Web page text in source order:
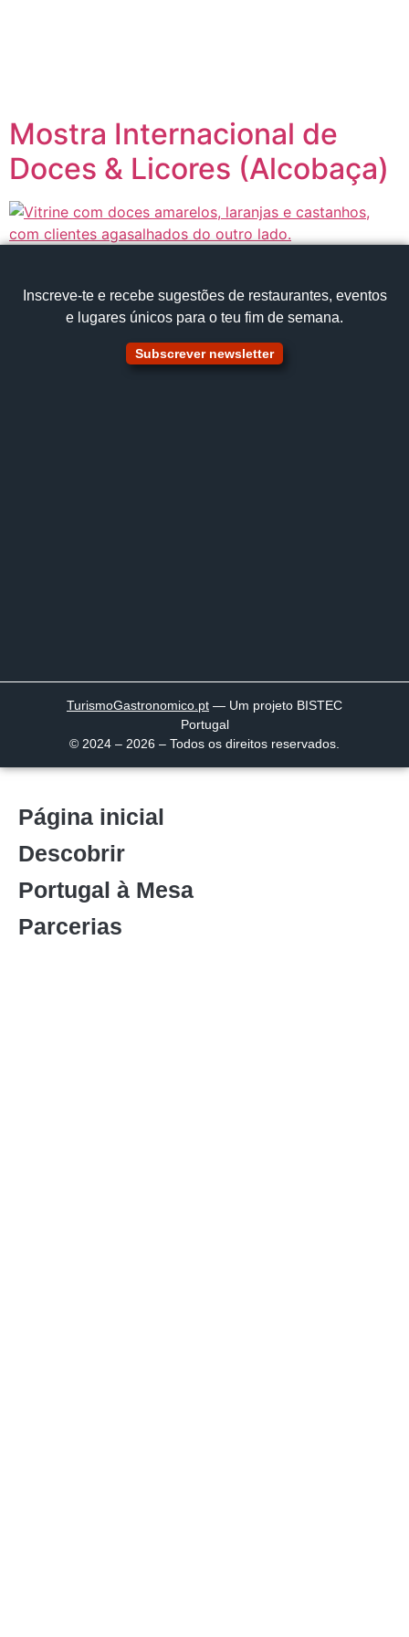
Mostra Internacional de
Doces & Licores (Alcobaça)
Inscreve‑te e recebe sugestões de restaurantes, eventos
e lugares únicos para o teu fim de semana.
Subscrever newsletter
TurismoGastronomico .pt — Um projeto BISTEC
Portugal
© 2024 – 2026 – Todos os direitos reservados.
Página inicial
Descobrir
Portugal à Mesa
Parcerias